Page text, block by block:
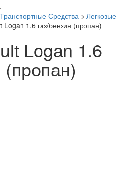
Транспортные Средства > Легковые
Logan 1.6 газ/бензин (пропан)
Logan 1.6
(пропан)